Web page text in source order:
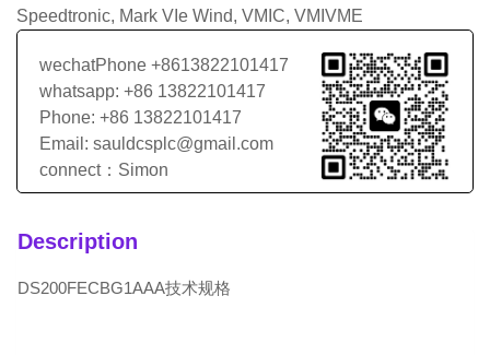
Speedtronic, Mark VIe Wind, VMIC, VMIVME
wechatPhone +8613822101417
whatsapp: +86 13822101417
Phone: +86 13822101417
Email: sauldcsplc@gmail.com
connect：Simon
Description
DS200FECBG1AAA技术规格